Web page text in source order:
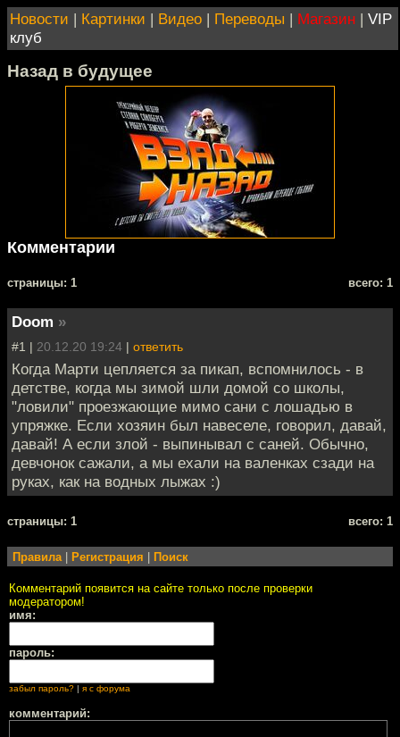
Новости | Картинки | Видео | Переводы | Магазин | VIP
клуб
Назад в будущее
Комментарии
cтраницы: 1 всего: 1
Doom »
#1 | 20.12.20 19:24 | ответить
Когда Марти цепляется за пикап, вспомнилось - в
детстве, когда мы зимой шли домой со школы,
"ловили" проезжающие мимо сани с лошадью в
упряжке. Если хозяин был навеселе, говорил, давай,
давай! А если злой - выпинывал с саней. Обычно,
девчонок сажали, а мы ехали на валенках сзади на
руках, как на водных лыжах :)
cтраницы: 1 всего: 1
Правила Регистрация Поиск
Комментарий появится на сайте только после проверки
модератором!
имя:
пароль:
забыл пароль? | я с форума
комментарий: